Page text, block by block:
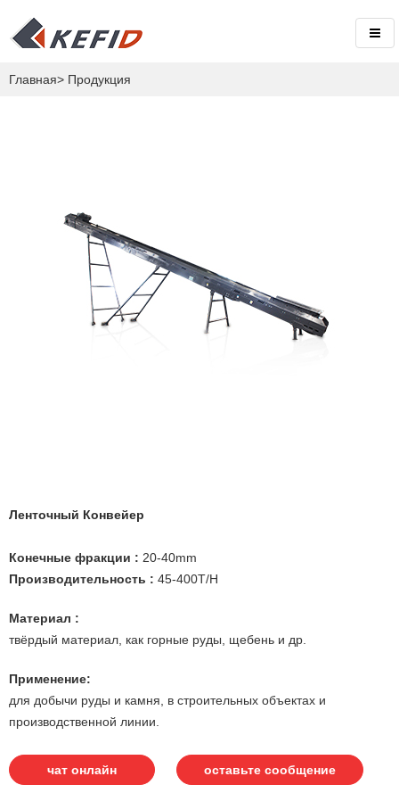
Главная> Продукция
Ленточный Конвейер
Конечные фракции : 20-40mm
Производительность : 45-400T/H
Материал :
твёрдый материал, как горные руды, щебень и др.
Применение:
для добычи руды и камня, в строительных объектах и
производственной линии.
чат онлайн оставьте сообщение